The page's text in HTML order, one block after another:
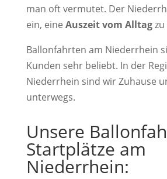
man oft vermutet. Der
ein, eine Auszeit vom Alltagzu
Ballonfahrten am Niederrhein
Kunden sehr beliebt. In der
Niederrhein sind wir Zuhause
unterwegs.
Unsere
Startplätze am
Niederrhein: